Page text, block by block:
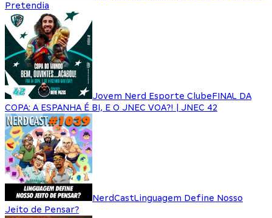
Pretendia
Jovem Nerd Esporte ClubeFINAL DA
COPA: A ESPANHA É BI, E O JNEC VOA?! | JNEC 42
NerdCastLinguagem Define Nosso
Jeito de Pensar?